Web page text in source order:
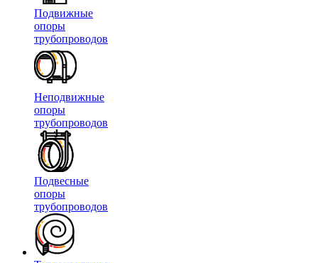
Подвижные
опоры
трубопроводов
Неподвижные
опоры
трубопроводов
Подвесные
опоры
трубопроводов